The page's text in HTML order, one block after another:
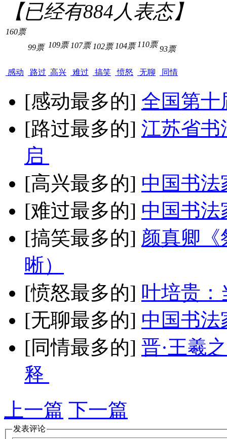
【已经有884人表态】
160票
感动
99票
路过
109票
高兴
107票
难过
102票
搞笑
104票
愤怒
110票
无聊
93票
同情
[感动最多的] 全国第十
[路过最多的] 江苏省书
启
[高兴最多的] 中国书法
[难过最多的] 中国书法
[搞笑最多的] 颜真卿《
晰）
[愤怒最多的] 叶培贵：
[无聊最多的] 中国书法
[同情最多的] 晋·王羲
释
上一篇 下一篇
发表评论